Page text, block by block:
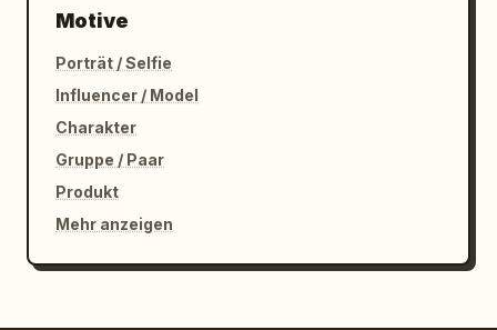
Motive
Porträt / Selfie
Influencer / Model
Charakter
Gruppe / Paar
Produkt
Mehr anzeigen